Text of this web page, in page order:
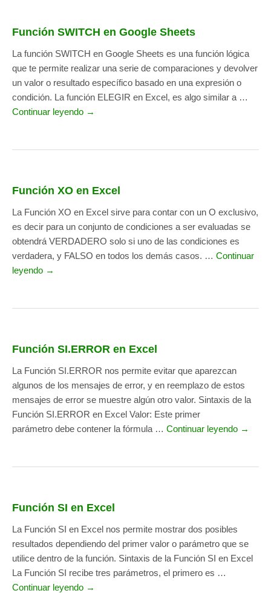
Función SWITCH en Google Sheets
La función SWITCH en Google Sheets es una función lógica
que te permite realizar una serie de comparaciones y devolver
un valor o resultado específico basado en una expresión o
condición. La función ELEGIR en Excel, es algo similar a …
Continuar leyendo →
Función XO en Excel
La Función XO en Excel sirve para contar con un O exclusivo,
es decir para un conjunto de condiciones a ser evaluadas se
obtendrá VERDADERO solo si uno de las condiciones es
verdadera, y FALSO en todos los demás casos. … Continuar
leyendo →
Función SI.ERROR en Excel
La Función SI.ERROR nos permite evitar que aparezcan
algunos de los mensajes de error, y en reemplazo de estos
mensajes de error se muestre algún otro valor. Sintaxis de la
Función SI.ERROR en Excel Valor: Este primer
parámetro debe contener la fórmula … Continuar leyendo →
Función SI en Excel
La Función SI en Excel nos permite mostrar dos posibles
resultados dependiendo del primer valor o parámetro que se
utilice dentro de la función. Sintaxis de la Función SI en Excel
La Función SI recibe tres parámetros, el primero es …
Continuar leyendo →